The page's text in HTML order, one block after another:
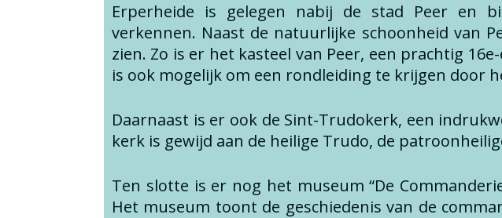
Erperheide is gelegen nabij de stad Peer en
verkennen. Naast de natuurlijke schoonheid van
zien. Zo is er het kasteel van Peer, een prachtig
is ook mogelijk om een rondleiding te krijgen door
Daarnaast is er ook de Sint-Trudokerk, een
kerk is gewijd aan de heilige Trudo, de
Ten slotte is er nog het museum “De
Het museum toont de geschiedenis van de